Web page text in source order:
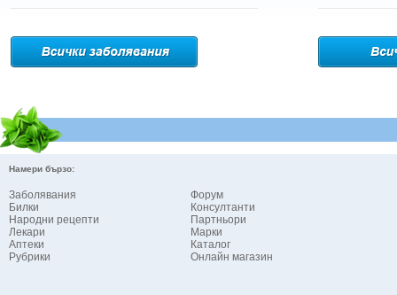
Намери бързо:
Заболявания
Билки
Народни рецепти
Лекари
Аптеки
Рубрики
Форум
Консултанти
Партньори
Марки
Каталог
Онлайн магазин